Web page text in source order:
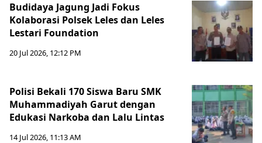
Budidaya Jagung Jadi Fokus
Kolaborasi Polsek Leles dan Leles
Lestari Foundation
20 Jul 2026, 12:12 PM
Polisi Bekali 170 Siswa Baru SMK
Muhammadiyah Garut dengan
Edukasi Narkoba dan Lalu Lintas
14 Jul 2026, 11:13 AM